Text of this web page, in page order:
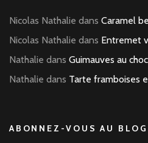
Nicolas Nathalie dans Caramel
Nicolas Nathalie dans Entremet
Nathalie dans Guimauves au
Nathalie dans Tarte framboises
ABONNEZ-VOUS AU